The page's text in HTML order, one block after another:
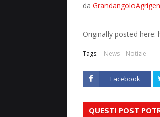
da
Originally posted
Tags: News Notizie
Facebook
QUESTI POST